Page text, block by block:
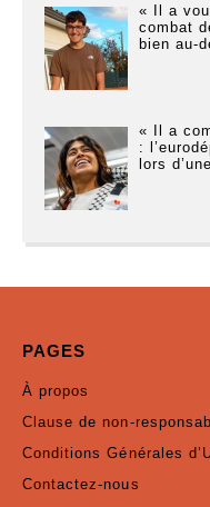
« Il a
combat
bien au-
« Il a
:
lors
PAGES
À propos
Clause de non-
Conditions Générales
Contactez-nous